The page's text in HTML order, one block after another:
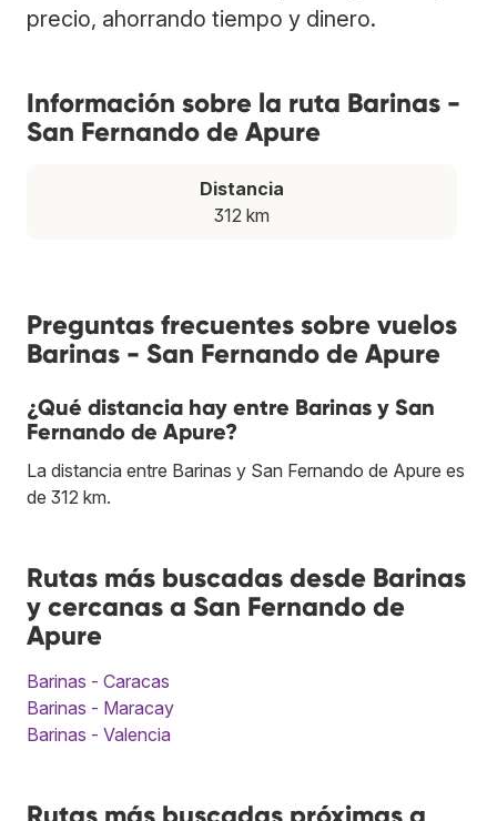
precio, ahorrando tiempo y dinero.
Información sobre la ruta Barinas -
San Fernando de Apure
Distancia
312 km
Preguntas frecuentes sobre vuelos
Barinas - San Fernando de Apure
¿Qué distancia hay entre Barinas y San
Fernando de Apure?
La distancia entre Barinas y San Fernando de Apure es
de 312 km.
Rutas más buscadas desde Barinas
y cercanas a San Fernando de
Apure
Barinas - Caracas
Barinas - Maracay
Barinas - Valencia